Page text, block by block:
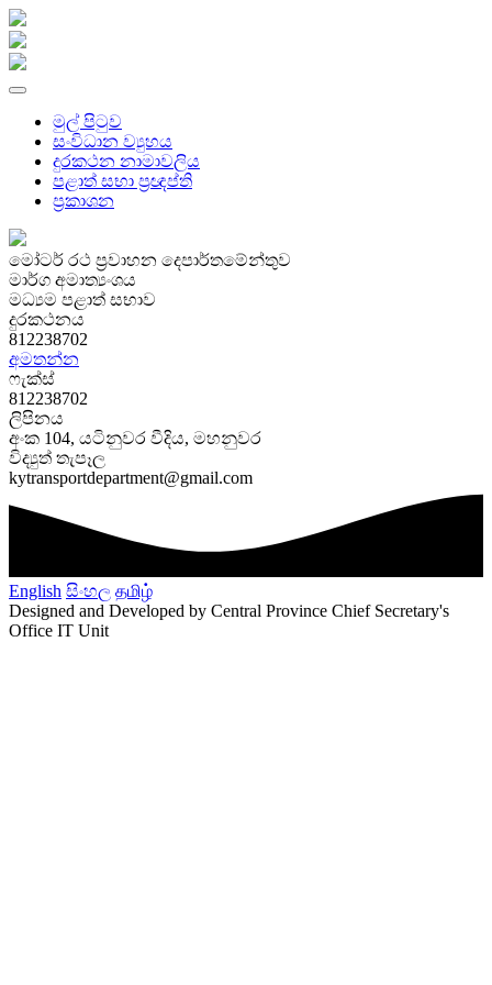
මුල් පිටුව
සංවිධාන ව්‍යුහය
දුරකථන නාමාවලිය
පළාත් සභා ප්‍රඥප්ති
ප්‍රකාශන
මෝටර් රථ ප්‍රවාහන දෙපාර්තමේන්තුව
මාර්ග අමාත්‍යංශය
මධ්‍යම පළාත් සභාව
දුරකථනය
812238702
අමතන්න
ෆැක්ස්
812238702
ලිපිනය
අංක 104, ය‍ටිනුවර වීදිය, මහනුවර
විද්‍යුත් තැපෑල
kytransportdepartment@gmail.com
English සිංහල தமிழ்
Designed and Developed by Central Province Chief Secretary's
Office IT Unit